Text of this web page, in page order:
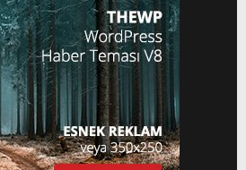
Gözaltına alınan 4